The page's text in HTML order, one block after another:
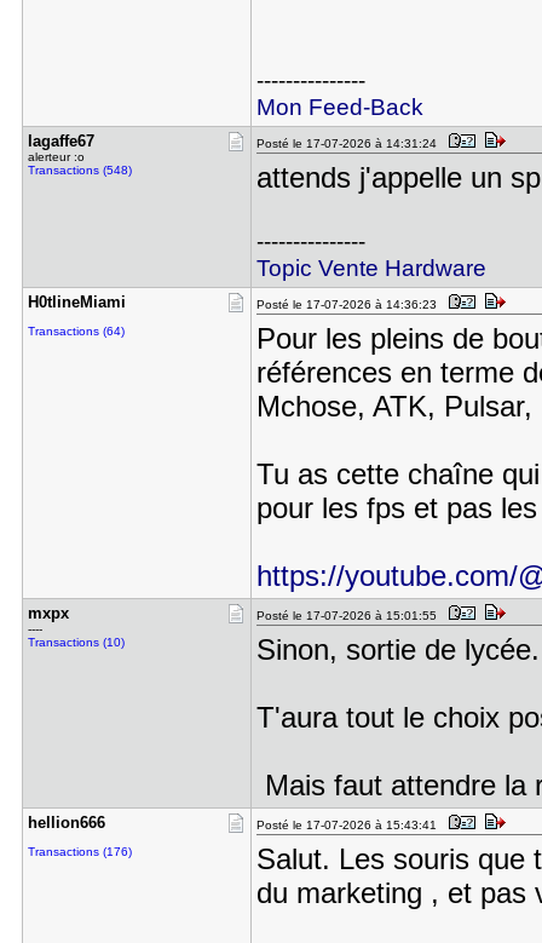
---------------
Mon Feed-Back
lagaffe67
alerteur :o
Transactions (548)
Posté le 17-07-2026 à 14:31:24
attends j'appelle un
---------------
Topic Vente Hardware
H0tlineMia​mi
Transactions (64)
Posté le 17-07-2026 à 14:36:23
Pour les pleins de
références en terme
Mchose, ATK, Pulsar,
Tu as cette chaîne
pour les fps et pas
https://youtube.com/
mxpx
----
Transactions (10)
Posté le 17-07-2026 à 15:01:55
Sinon, sortie de lycée.
T'aura tout le choix
Mais faut attendre la
hellion666
Transactions (176)
Posté le 17-07-2026 à 15:43:41
Salut. Les souris que
du marketing , et pas